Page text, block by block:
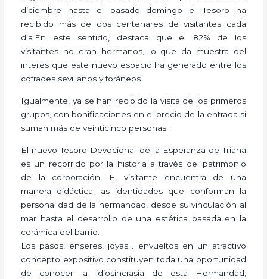
diciembre hasta el pasado domingo el Tesoro ha
recibido más de dos centenares de visitantes cada
día.En este sentido, destaca que el 82% de los
visitantes no eran hermanos, lo que da muestra del
interés que este nuevo espacio ha generado entre los
cofrades sevillanos y foráneos.
Igualmente, ya se han recibido la visita de los primeros
grupos, con bonificaciones en el precio de la entrada si
suman más de veinticinco personas.
El nuevo Tesoro Devocional de la Esperanza de Triana
es un recorrido por la historia a través del patrimonio
de la corporación. El visitante encuentra de una
manera didáctica las identidades que conforman la
personalidad de la hermandad, desde su vinculación al
mar hasta el desarrollo de una estética basada en la
cerámica del barrio.
Los pasos, enseres, joyas… envueltos en un atractivo
concepto expositivo constituyen toda una oportunidad
de conocer la idiosincrasia de esta Hermandad,